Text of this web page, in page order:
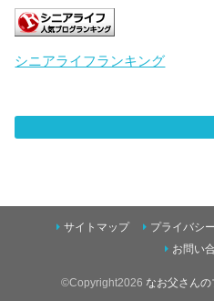
シニアライフランキング
サイトマップ プライバシ
お問い
©Copyright2026 なお父さんの